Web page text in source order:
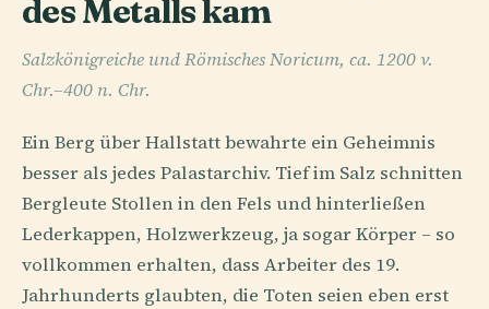
des Metalls kam
Salzkönigreiche und Römisches Noricum, ca. 1200 v.
Chr.–400 n. Chr.
Ein Berg über Hallstatt bewahrte ein Geheimnis
besser als jedes Palastarchiv. Tief im Salz schnitten
Bergleute Stollen in den Fels und hinterließen
Lederkappen, Holzwerkzeug, ja sogar Körper – so
vollkommen erhalten, dass Arbeiter des 19.
Jahrhunderts glaubten, die Toten seien eben erst